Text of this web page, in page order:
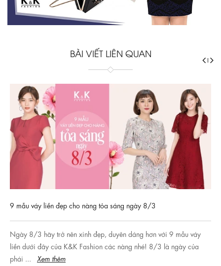
BÀI VIẾT LIÊN QUAN
9 mẫu váy liền đẹp cho nàng tỏa sáng ngày 8/3
Ngày 8/3 hãy trở nên xinh đẹp, duyên dáng hơn với 9 mẫu váy
liền dưới đây của K&K Fashion các nàng nhé! 8/3 là ngày của
phái ...
Xem thêm